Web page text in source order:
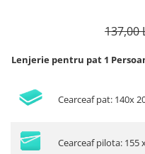
137,00
Lenjerie pentru pat 1
Cearceaf pat: 140x
Cearceaf pilota: 155